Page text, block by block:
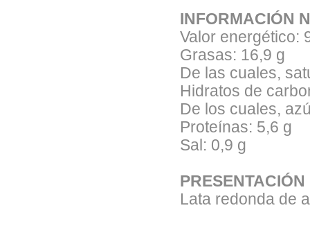
INFORMACIÓN
Valor energético:
Grasas: 16,9 g
De las cuales,
Hidratos de
De los cuales,
Proteínas: 5,6 g
Sal: 0,9 g
PRESENTACIÓN
Lata redonda de